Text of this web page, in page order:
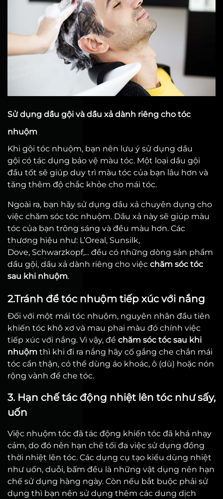
Sử dụng dầu gội và dầu xả dành riêng cho tóc
nhuộm
Khi gội tóc nhuộm, bạn nên lưu ý sử dụng dầu
gội có tác dụng bảo vệ màu tóc. Một loại dầu gội
đầu tốt sẽ giúp duy trì màu tóc của bạn lâu hơn và
tăng thêm độ chắc khỏe cho mái tóc.
Ngoài ra, bạn hãy sử dụng dầu xả chuyên dụng cho
việc chăm sóc tóc nhuộm. Dầu xả này sẽ giúp màu
tóc của bạn trông sáng và đều màu hơn. Các
thương hiệu như: L’Oreal, Sunsilk,
Dove, Schwarzkopf,... đều có những dòng sản phẩm
dầu gội, dầu xả dành riêng cho việc chăm sóc tóc
sau khi nhuộm.
2.Tránh để tóc nhuộm tiếp xúc với nắng
Đối với một mái tóc nhuộm, nguyên nhân đầu tiên
khiến tóc khô xơ và mau phai màu đó chính việc
tiếp xúc với nắng. Vì vậy, để chăm sóc tóc sau khi
nhuộm thì khi đi ra nắng hãy cố gắng che chắn mái
tóc cẩn thận, có thể dùng áo khoác, ô (dù) hoặc nón
rộng vành để che tóc.
3. Hạn chế tác động nhiệt lên tóc như sấy,
uốn
Việc nhuộm tóc đã tác động khiến tóc đã khá nhạy
cảm, do đó nên hạn chế tối đa việc sử dụng đồng
thời nhiệt lên tóc. Các dụng cụ tạo kiểu dùng nhiệt
như uốn, duỗi, bấm đều là những vật dụng nên hạn
chế sử dụng hàng ngày. Còn nếu bắt buộc phải sử
dụng thì bạn nên sử dụng thêm các dung dịch